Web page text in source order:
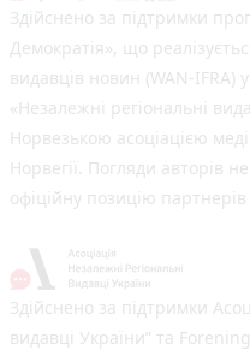
Здійснено за підтримки
Демократія», що
видавців новин (WAN-IFRA)
«Незалежні регіональні
Норвезькою асоціацією
Норвегії. Погляди авторів
офіційну позицію
Здійснено за підтримки
видавці України” та